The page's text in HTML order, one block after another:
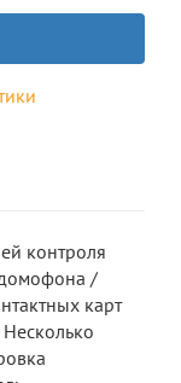
контроля
/
карт